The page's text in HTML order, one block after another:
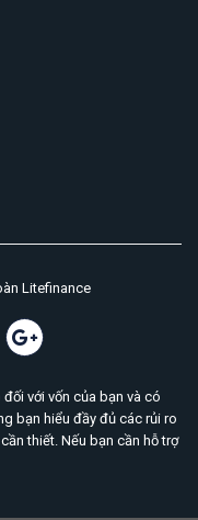
Litefinance
với vốn của bạn và có
bạn hiểu đầy đủ các rủi ro
thiết. Nếu bạn cần hỗ trợ